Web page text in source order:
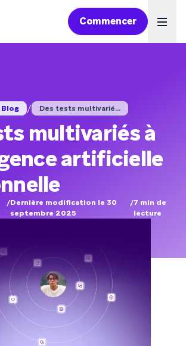
Commencer
Blog / Des tests multivarié...
multivariés à
artificielle
/Dernière modification le 30
septembre 2025
/7 min de
lecture